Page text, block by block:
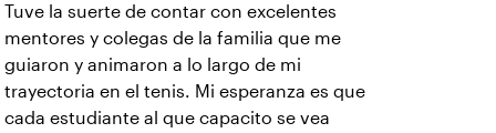
Tuve la suerte de contar con excelentes
mentores y colegas de la familia que me
guiaron y animaron a lo largo de mi
trayectoria en el tenis. Mi esperanza es que
cada estudiante al que capacito se vea